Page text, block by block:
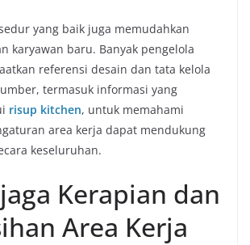
yang baik juga memudahkan
karyawan baru. Banyak pengelola
referensi desain dan tata kelola
termasuk informasi yang
risup kitchen, untuk memahami
area kerja dapat mendukung
keseluruhan.
Kerapian dan
Area Kerja